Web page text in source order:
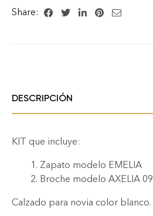
Share:
DESCRIPCIÓN
KIT que incluye:
Zapato modelo EMELIA
Broche modelo AXELIA 09
Calzado para novia color blanco.